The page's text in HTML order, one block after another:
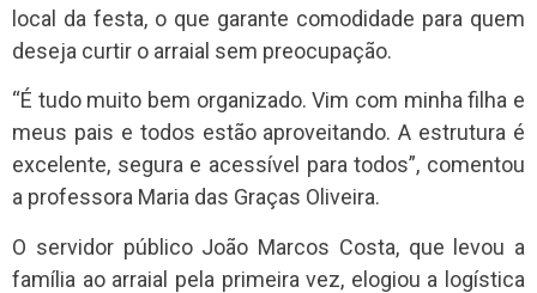
local da festa, o que garante comodidade para quem
deseja curtir o arraial sem preocupação.
“É tudo muito bem organizado. Vim com minha filha e
meus pais e todos estão aproveitando. A estrutura é
excelente, segura e acessível para todos”, comentou
a professora Maria das Graças Oliveira.
O servidor público João Marcos Costa, que levou a
família ao arraial pela primeira vez, elogiou a logística